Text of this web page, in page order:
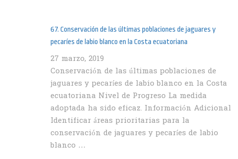
67. Conservación de las últimas poblaciones de jaguares y
pecaríes de labio blanco en la Costa ecuatoriana
27 marzo, 2019
Conservación de las últimas poblaciones de
jaguares y pecaríes de labio blanco en la Costa
ecuatoriana Nivel de Progreso La medida
adoptada ha sido eficaz. Información Adicional
Identificar áreas prioritarias para la
conservación de jaguares y pecaríes de labio
blanco …